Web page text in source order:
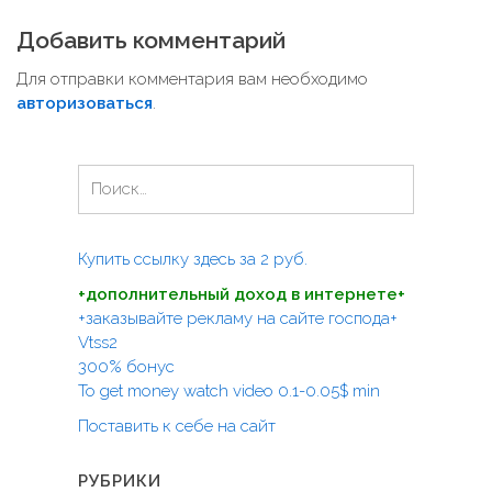
г
а
ц
Добавить комментарий
Для отправки комментария вам необходимо
авторизоваться
т
:
Купить ссылку здесь за 2 руб.
+дополнительный доход в интернете+
+заказывайте рекламу на сайте господа+
Vtss2
300% бонус
To get money watch video 0.1-0.05$ min
Поставить к себе на сайт
РУБРИКИ